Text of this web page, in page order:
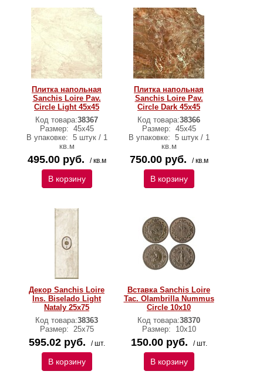
Плитка напольная
Sanchis Loire Pav.
Circle Light 45х45
Код товара:38367
Размер: 45х45
В упаковке: 5 штук / 1
кв.м
495.00 руб. / кв.м
В корзину
Плитка напольная
Sanchis Loire Pav.
Circle Dark 45х45
Код товара:38366
Размер: 45х45
В упаковке: 5 штук / 1
кв.м
750.00 руб. / кв.м
В корзину
Декор Sanchis Loire
Ins. Biselado Light
Nataly 25x75
Код товара:38363
Размер: 25х75
595.02 руб. / шт.
В корзину
Вставка Sanchis Loire
Tac. Olambrilla Nummus
Circle 10х10
Код товара:38370
Размер:
10х10
150.00 руб. / шт.
В корзину